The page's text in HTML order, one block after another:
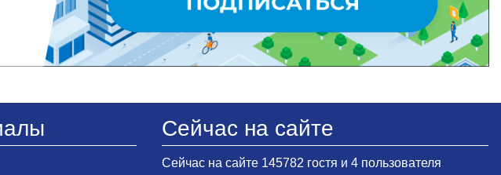
Сейчас на сайте
Сейчас на сайте 145782 гостя и 4 пользователя